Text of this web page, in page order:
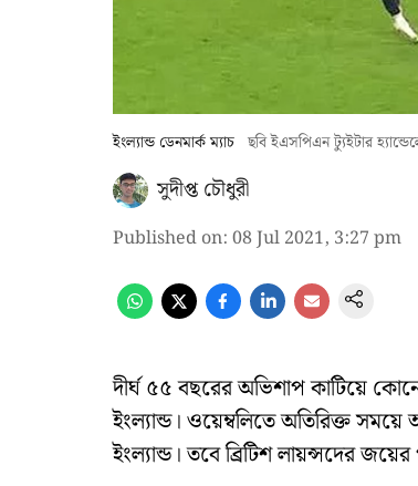
ইংল্যান্ড ডেনমার্ক ম্যাচ ছবি ইএসপিএন ট্যুইটার
সুদীপ্ত চৌধুরী
Published on: 08 Jul 2021, 3:27 pm
দীর্ঘ ৫৫ বছরের অভিশাপ কাটিয়ে
ইংল্যান্ড। ওয়েম্বলিতে অতিরিক্ত
ইংল্যান্ড। তবে ব্রিটিশ লায়ন্সদের